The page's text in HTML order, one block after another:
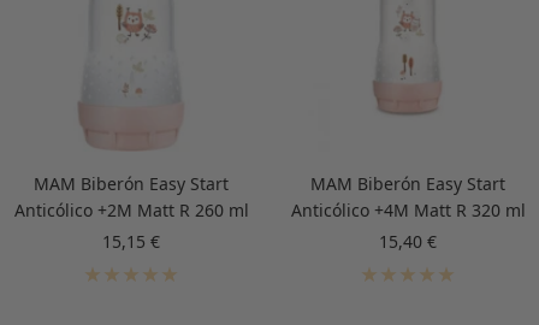
MAM Biberón Easy Start
Anticólico +2M Matt R 260 ml
Precio
de
15,15 €
MAM Biberón Easy Start
Anticólico +4M Matt R 320 ml
Precio
de
15,40 €